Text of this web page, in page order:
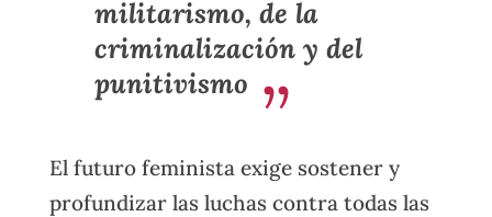
militarismo, de la
criminalización y del
punitivismo
El futuro feminista exige sostener y
profundizar las luchas contra todas las